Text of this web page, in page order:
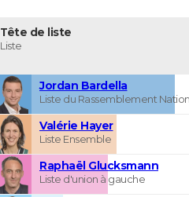
Tête de liste
Liste
Jordan Bardella
Liste du Rassemblement
Valérie Hayer
Liste Ensemble
Raphaël Glucksmann
Liste d'union à gauche